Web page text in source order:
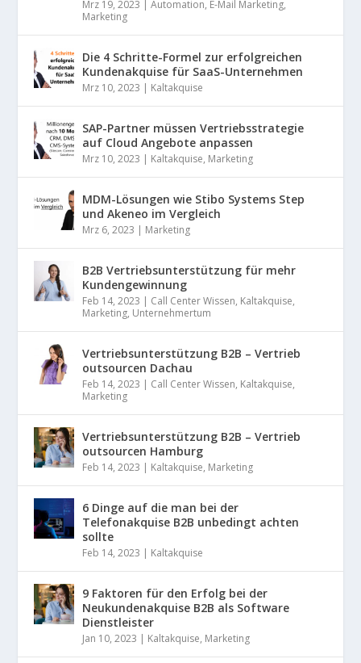
Mrz 19, 2023 |Automation, E-Mail Marketing,
Marketing
Die 4 Schritte-Formel zur erfolgreichen
Kundenakquise für SaaS-Unternehmen
Mrz 10, 2023 | Kaltakquise
SAP-Partner müssen Vertriebsstrategie
auf Cloud Angebote anpassen
Mrz 10, 2023 | Kaltakquise, Marketing
MDM-Lösungen wie Stibo Systems Step
und Akeneo im Vergleich
Mrz 6, 2023 | Marketing
B2B Vertriebsunterstützung für mehr
Kundengewinnung
Feb 14, 2023 | Call Center Wissen, Kaltakquise,
Marketing, Unternehmertum
Vertriebsunterstützung B2B – Vertrieb
outsourcen Dachau
Feb 14, 2023 | Call Center Wissen, Kaltakquise,
Marketing
Vertriebsunterstützung B2B – Vertrieb
outsourcen Hamburg
Feb 14, 2023 | Kaltakquise, Marketing
6 Dinge auf die man bei der
Telefonakquise B2B unbedingt achten
sollte
Feb 14, 2023 | Kaltakquise
9 Faktoren für den Erfolg bei der
Neukundenakquise B2B als Software
Dienstleister
Jan 10, 2023 | Kaltakquise, Marketing